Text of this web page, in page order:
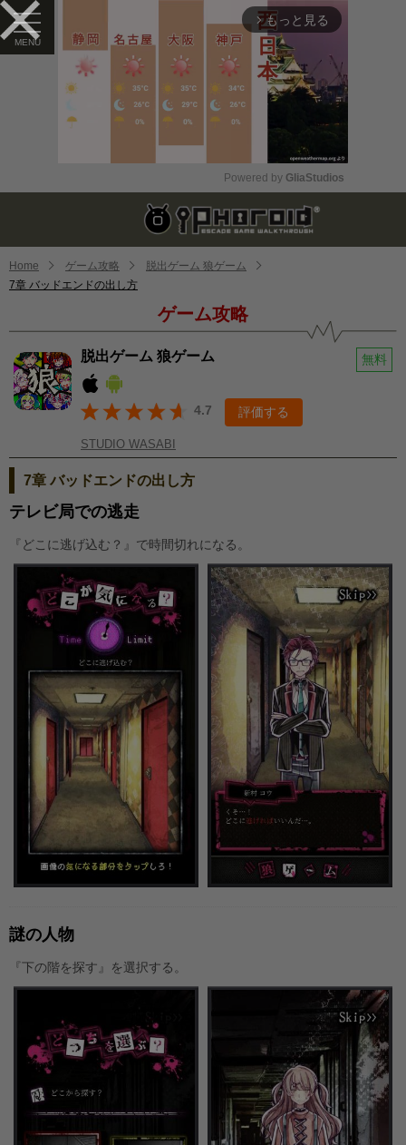
arrow_forward_ios もっと見る
Mute
Powered by GliaStudios
Home ゲーム攻略
脱出ゲーム 狼ゲーム
7章 バッドエンドの出し方
ゲーム攻略
脱出ゲーム 狼ゲーム 無料
4.7 評価する
STUDIO WASABI
7章 バッドエンドの出し方
テレビ局での逃走
『どこに逃げ込む？』で時間切れになる。
謎の人物
『下の階を探す』を選択する。